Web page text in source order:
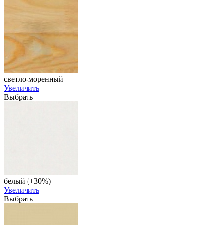
светло-моренный
Увеличить
Выбрать
белый (+30%)
Увеличить
Выбрать